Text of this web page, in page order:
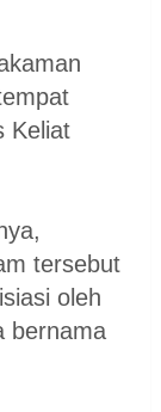
Keliat
tersebut
oleh
bernama